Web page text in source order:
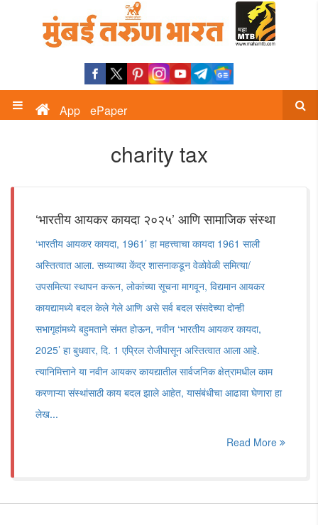
App ePaper
charity tax
‘भारतीय आयकर कायदा २०२५’ आणि सामाजिक संस्था
‘भारतीय आयकर कायदा, 1961‌’ हा महत्त्वाचा कायदा 1961 साली
अस्तित्वात आला. सध्याच्या केंद्र शासनाकडून वेळोवेळी समित्या/
उपसमित्या स्थापन करून, लोकांच्या सूचना मागवून, विद्यमान आयकर
कायद्यामध्ये बदल केले गेले आणि असे सर्व बदल संसदेच्या दोन्ही
सभागृहांमध्ये बहुमताने संमत होऊन, नवीन ‌‘भारतीय आयकर कायदा,
2025‌’ हा बुधवार, दि. 1 एप्रिल रोजीपासून अस्तित्वात आला आहे.
त्यानिमित्ताने या नवीन आयकर कायद्यातील सार्वजनिक क्षेत्रामधील काम
करणाऱ्या संस्थांसाठी काय बदल झाले आहेत, यासंबंधीचा आढावा घेणारा हा
लेख...
Read More